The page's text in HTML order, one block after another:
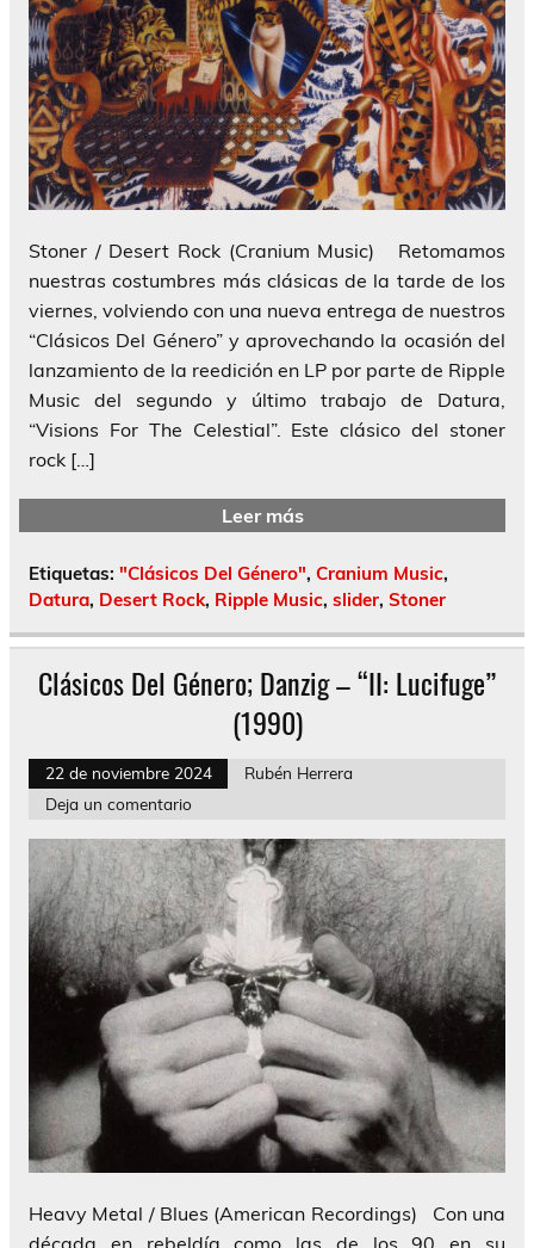
Stoner / Desert Rock (Cranium Music) Retomamos
nuestras costumbres más clásicas de la tarde de los
viernes, volviendo con una nueva entrega de nuestros
“Clásicos Del Género” y aprovechando la ocasión del
lanzamiento de la reedición en LP por parte de Ripple
Music del segundo y último trabajo de Datura,
“Visions For The Celestial”. Este clásico del stoner
rock […]
Leer más
Etiquetas: "Clásicos Del Género", Cranium Music,
Datura, Desert Rock, Ripple Music, slider, Stoner
Clásicos Del Género; Danzig – “II: Lucifuge”
(1990)
22 de noviembre 2024
Rubén Herrera
Deja un comentario
Heavy Metal / Blues (American Recordings) Con una
década en rebeldía como las de los 90 en su